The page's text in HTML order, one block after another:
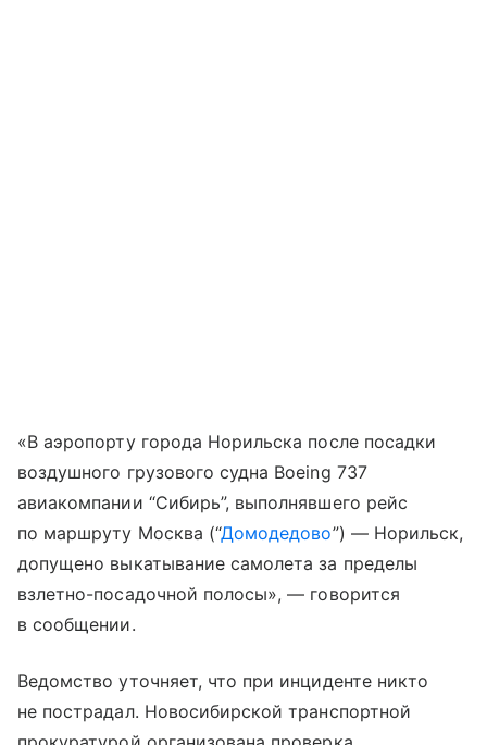
«В аэропорту города Норильска после посадки
воздушного грузового судна Boeing 737
авиакомпании “Сибирь”, выполнявшего рейс
по маршруту Москва (“Домодедово”) — Норильск,
допущено выкатывание самолета за пределы
взлетно-посадочной полосы», — говорится
в сообщении.
Ведомство уточняет, что при инциденте никто
не пострадал. Новосибирской транспортной